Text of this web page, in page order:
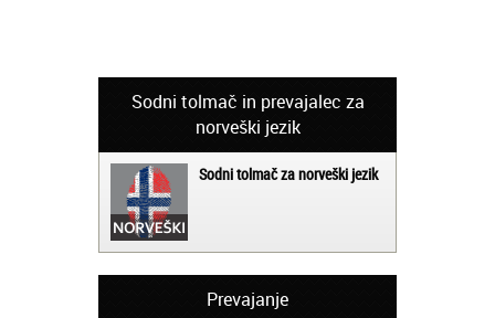
Sodni tolmač in prevajalec za
norveški jezik
Sodni tolmač za norveški jezik
Prevajanje